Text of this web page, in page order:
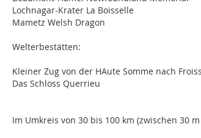
Lochnagar-Krater La Boisselle
Mametz Welsh Dragon
Welterbestätten:
Kleiner Zug von der HAute Somme nach
Das Schloss Querrieu
Im Umkreis von 30 bis 100 km (zwischen 30